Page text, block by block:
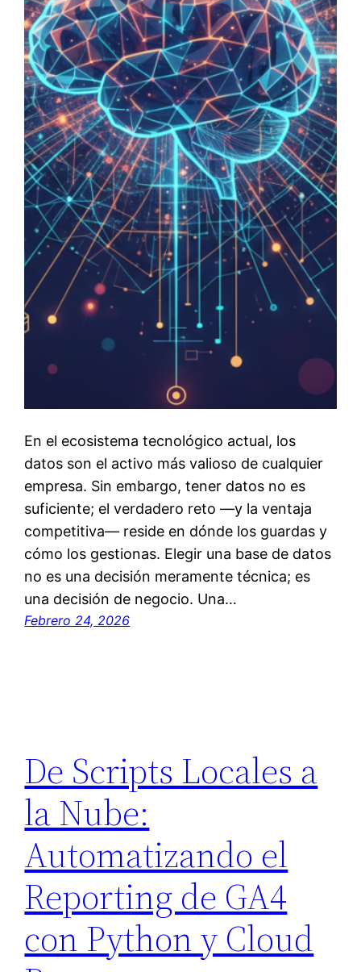
En el ecosistema tecnológico actual, los
datos son el activo más valioso de cualquier
empresa. Sin embargo, tener datos no es
suficiente; el verdadero reto —y la ventaja
competitiva— reside en dónde los guardas y
cómo los gestionas. Elegir una base de datos
no es una decisión meramente técnica; es
una decisión de negocio. Una…
Febrero 24, 2026
De Scripts Locales a
la Nube:
Automatizando el
Reporting de GA4
con Python y Cloud